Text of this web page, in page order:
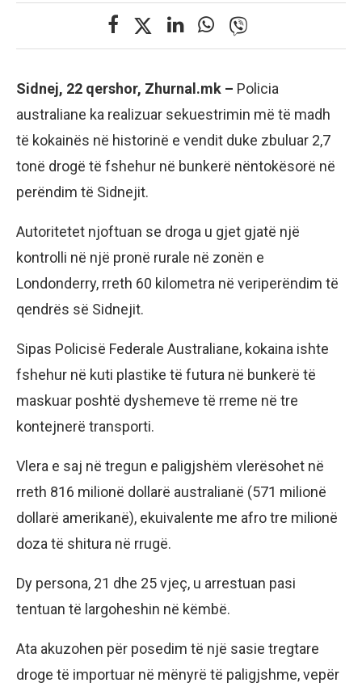
Sidnej, 22 qershor, Zhurnal.mk – Policia
australiane ka realizuar sekuestrimin më të madh
të kokainës në historinë e vendit duke zbuluar 2,7
tonë drogë të fshehur në bunkerë nëntokësorë në
perëndim të Sidnejit.
Autoritetet njoftuan se droga u gjet gjatë një
kontrolli në një pronë rurale në zonën e
Londonderry, rreth 60 kilometra në veriperëndim të
qendrës së Sidnejit.
Sipas Policisë Federale Australiane, kokaina ishte
fshehur në kuti plastike të futura në bunkerë të
maskuar poshtë dyshemeve të rreme në tre
kontejnerë transporti.
Vlera e saj në tregun e paligjshëm vlerësohet në
rreth 816 milionë dollarë australianë (571 milionë
dollarë amerikanë), ekuivalente me afro tre milionë
doza të shitura në rrugë.
Dy persona, 21 dhe 25 vjeç, u arrestuan pasi
tentuan të largoheshin në këmbë.
Ata akuzohen për posedim të një sasie tregtare
droge të importuar në mënyrë të paligjshme, vepër